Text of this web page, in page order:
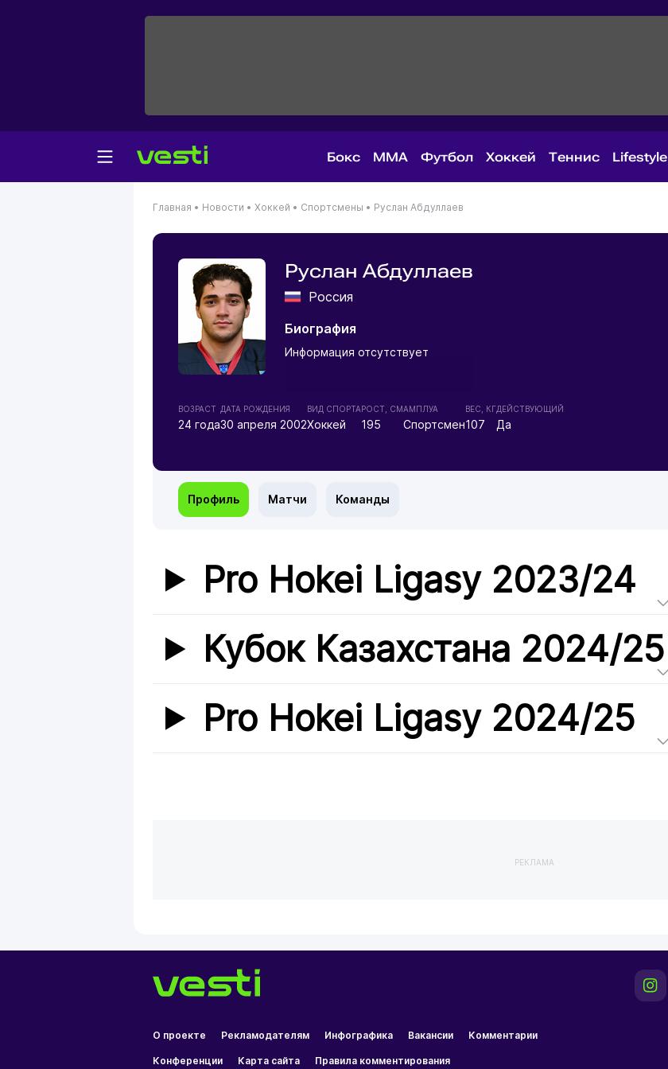
Бокс MMA Футбол Хоккей Теннис Lifestyle
Главная • Новости • Хоккей • Спортсмены • Руслан Абдуллаев
Руслан Абдуллаев
Россия
Биография
Информация отсутствует
ВОЗРАСТ
24 года
ДАТА РОЖДЕНИЯ
30 апреля 2002
ВИД СПОРТА
Хоккей
РОСТ, СМ
195
АМПЛУА
Спортсмен
ВЕС, КГ
107
ДЕЙСТВУЮЩИЙ
Да
Профиль Матчи Команды
Pro Hokei Ligasy 2023/24
Кубок Казахстана 2024/25
Pro Hokei Ligasy 2024/25
РЕКЛАМА
О проекте Рекламодателям Инфографика Вакансии Комментарии
Конференции Карта сайта Правила комментирования